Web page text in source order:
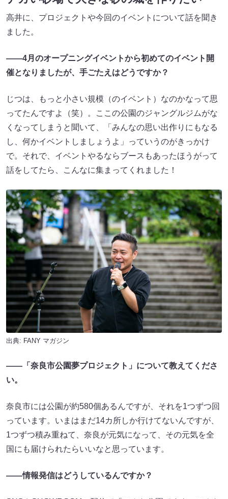
高井に、プロジェクトや今回のイベントについて話を聞き
ました。
——4月のオープニングイベントから初めてのイベント開
催となりましたが、手ごたえはどうですか？
じつは、もっと小さい規模（のイベント）なのかなって思
ってたんですよ（笑）。ここの公園のジャングルジムがな
くなってしまうと聞いて、「みんなの思い出作りにもなる
し、何かイベントしましょうよ」っていうのがきっかけ
で。それで、イベントやるならブースもあったほうがって
話をしてたら、こんなに集まってくれました！
出典: FANY マガジン
——「奈良市公園夢プロジェクト」について教えてくださ
い。
奈良市には公園が約580個あるんですが、それを1つずつ回
っています。いまはまだ14カ所しか行けてないんですが、
1つずつ積み重ねて、奈良が元気になって、その元気を全
国にも届けられたらいいなと思っています。
——情報発信はどうしているんですか？